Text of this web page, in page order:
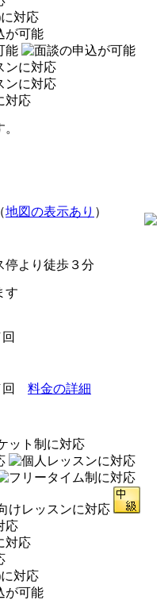
地図の表示あり ）
停より徒歩３分
す
回 料金の詳細